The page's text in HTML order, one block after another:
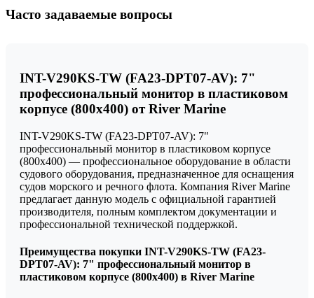
Часто задаваемые вопросы
INT-V290KS-TW (FA23-DPT07-AV): 7"
профессиональный монитор в пластиковом
корпусе (800x400) от River Marine
INT-V290KS-TW (FA23-DPT07-AV): 7"
профессиональный монитор в пластиковом корпусе
(800x400) — профессиональное оборудование в области
судового оборудования, предназначенное для оснащения
судов морского и речного флота. Компания River Marine
предлагает данную модель с официальной гарантией
производителя, полным комплектом документации и
профессиональной технической поддержкой.
Преимущества покупки INT-V290KS-TW (FA23-
DPT07-AV): 7" профессиональный монитор в
пластиковом корпусе (800x400) в River Marine